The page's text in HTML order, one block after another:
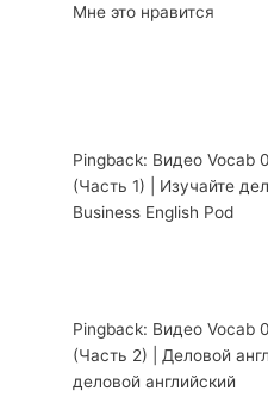
Мне это нравится
Pingback: Видео Vocab
(Часть 1) | Изучайте
Business English Pod
Pingback: Видео Vocab
(Часть 2) | Деловой
деловой английский